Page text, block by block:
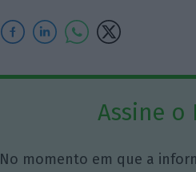
Assine o
No momento em que a